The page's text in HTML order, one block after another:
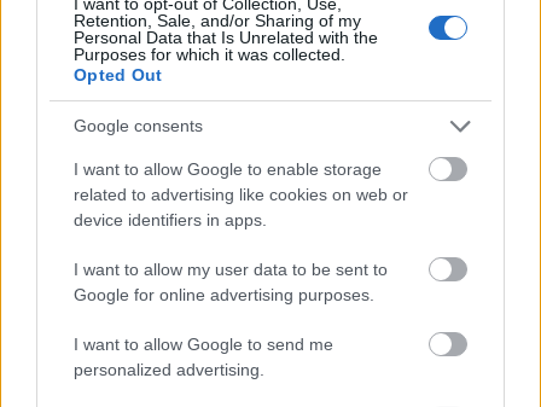
Retention, Sale, and/or Sharing of my
Personal Data that Is Unrelated with the
Purposes for which it was collected.
Opted Out
Google consents
I want to allow Google to enable storage
related to advertising like cookies on web or
device identifiers in apps.
I want to allow my user data to be sent to
Google for online advertising purposes.
I want to allow Google to send me
personalized advertising.
dezechilibrul hormonal poate contribui la apariția
și intensitatea alopeciei. Afectează foliculii piloși,
ducând la pierderea excesivă a părului de pe scalp
(de la o rărire ușoară la o pierdere totală).
Prin proprietățile sale, Uleiul esențial de Rozmarin
poate contribui la ameliorarea și tratarea alopeciei,
stimulând circulația sanguină de la nivelul scalpului
și susținând creșterea sănătoasă a părului. Este
remediul natural pentru alopecie, care ajută la
fortificarea rădăcinii firului de păr, la stimularea
foliculilor de păr și la reducerea căderii părului.